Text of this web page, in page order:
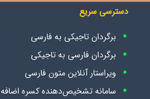
دسترسی سریع
برگردان تاجیکی به فارسی
برگردان فارسی به تاجیکی
ویراستار آنلاین متون فارسی
سامانه تشخیص‌دهنده کسره اضافه